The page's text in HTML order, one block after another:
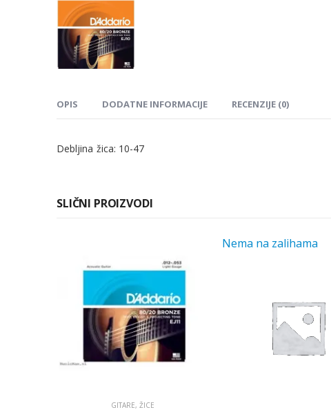
OPIS DODATNE INFORMACIJE RECENZIJE (0)
Debljina žica: 10-47
SLIČNI PROIZVODI
GITARE, ŽICE
Nema na zalihama